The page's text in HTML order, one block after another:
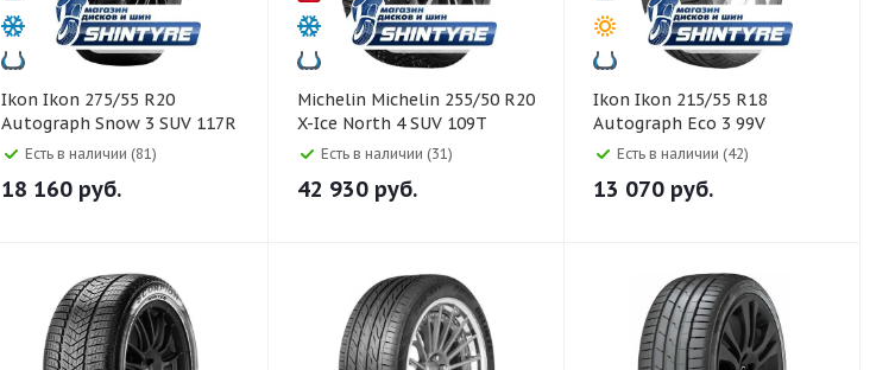
Ikon Ikon 275/55 R20
Autograph Snow 3 SUV 117R
Есть в наличии (81)
18 160 руб.
Michelin Michelin 255/50 R20
X-Ice North 4 SUV 109T
Шипы
Есть в наличии (31)
42 930 руб.
Ikon Ikon 215/55 R18
Autograph Eco 3 99V
Есть в наличии (42)
13 070 руб.